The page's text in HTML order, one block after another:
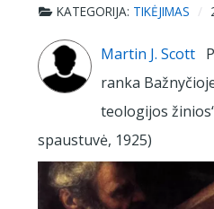
KATEGORIJA: TIKĖJIMAS
Martin J. Scott
ranka
teologijos
spaustuvė, 1925)